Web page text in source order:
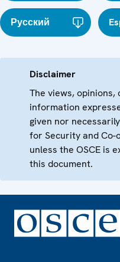
Русский
Disclaimer
The views,
information
given nor
for Security and Co-
unless the OSCE is
this document.